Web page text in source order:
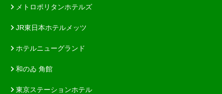
メトロポリタンホテルズ
JR東日本ホテルメッツ
ホテルニューグランド
和のゐ 角館
東京ステーションホテル